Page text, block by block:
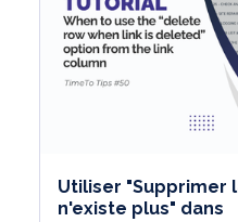
Utiliser "Supprimer
n'existe plus" dans